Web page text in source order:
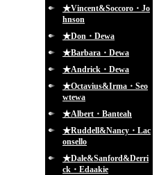
★Vincent&Soccoro・Jo
hnson
★Don・Dewa
★Barbara・Dewa
★Andrick・Dewa
★Octavius&Irma・Seo
wtewa
★Albert・Banteah
★Ruddell&Nancy・Lac
onsello
★Dale&Sanford&Derri
ck・Edaakie